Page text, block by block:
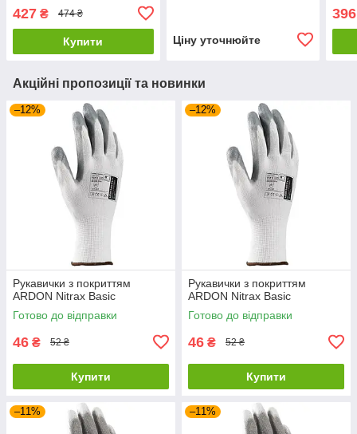
427 ₴ 474 ₴
Купити Ціну уточнюйте
396
Акційні пропозиції та новинки
–12%
Рукавички з покриттям
ARDON Nitrax Basic
Готово до відправки
46 ₴ 52 ₴
Купити
–12%
Рукавички з покриттям
ARDON Nitrax Basic
Готово до відправки
46 ₴ 52 ₴
Купити
–11% –11%